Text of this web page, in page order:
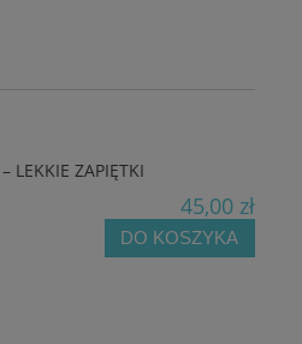
LEKKIE ZAPIĘTKI
45,00 zł
DO KOSZYKA